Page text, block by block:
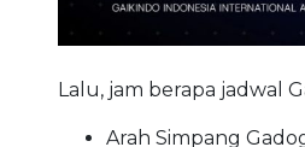
Lalu, jam berapa jadwal
Arah Simpang